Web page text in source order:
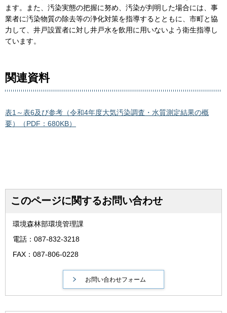
ます。また、汚染実態の把握に努め、汚染が判明した場合には、事
業者に汚染物質の除去等の浄化対策を指導するとともに、市町と協
力して、井戸設置者に対し井戸水を飲用に用いないよう衛生指導し
ています。
関連資料
表1～表6及び参考（令和4年度大気汚染調査・水質測定結果の概
要）（PDF：680KB）
このページに関するお問い合わせ
環境森林部環境管理課
電話：087-832-3218
FAX：087-806-0228